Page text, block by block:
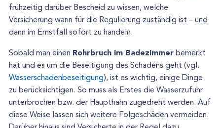
frühzeitig darüber Bescheid zu wissen, welche
Versicherung wann für die Regulierung zuständig ist – und
dann im Ernstfall sofort zu handeln.
Sobald man einen Rohrbruch im Badezimmer bemerkt
hat und es um die Beseitigung des Schadens geht (vgl.
Wasserschadenbeseitigung), ist es wichtig, einige Dinge
zu berücksichtigen. So muss als Erstes die Wasserzufuhr
unterbrochen bzw. der Haupthahn zugedreht werden. Auf
diese Weise lassen sich weitere Folgeschäden vermeiden.